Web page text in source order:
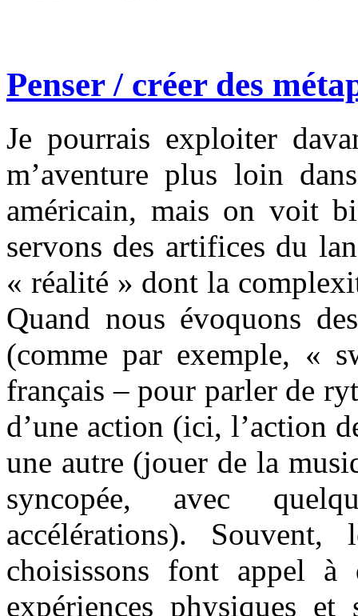
Penser / créer des
Je pourrais exploiter
m’aventure plus loin
américain, mais on voit
servons des artifices du
« réalité » dont la
Quand nous évoquons
(comme par exemple, «
français – pour parler de
d’une action (ici, l’action
une autre (jouer de la
syncopée, avec
accélérations). Souvent,
choisissons font appel à
expériences physiques